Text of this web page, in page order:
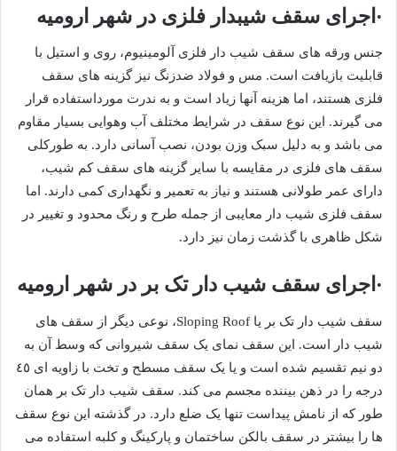
·اجرای سقف شیبدار فلزی در شهر ارومیه
جنس ورقه های سقف شیب دار فلزی آلومینیوم، روی و استیل با
قابلیت بازیافت است. مس و فولاد ضدزنگ نیز گزینه های سقف
فلزی هستند، اما هزینه آنها زیاد است و به ندرت مورداستفاده قرار
می گیرند. این نوع سقف در شرایط مختلف آب وهوایی بسیار مقاوم
می باشد و به دلیل سبک وزن بودن، نصب آسانی دارد. به طورکلی
سقف های فلزی در مقایسه با سایر گزینه های سقف کم شیب،
دارای عمر طولانی هستند و نیاز به تعمیر و نگهداری کمی دارند. اما
سقف فلزی شیب دار معایبی از جمله طرح و رنگ محدود و تغییر در
شکل ظاهری با گذشت زمان نیز دارد.
·اجرای سقف شیب دار تک بر در شهر ارومیه
سقف شیب دار تک بر یا Sloping Roof، نوعی دیگر از سقف های
شیب دار است. این سقف نمای یک سقف شیروانی که وسط آن به
دو نیم تقسیم شده است و یا یک سقف مسطح و تخت با زاویه ای ٤٥
درجه را در ذهن بیننده مجسم می کند. سقف شیب دار تک بر همان
طور که از نامش پیداست تنها یک ضلع دارد. در گذشته این نوع سقف
ها را بیشتر در سقف بالکن ساختمان و پارکینگ و کلبه استفاده می